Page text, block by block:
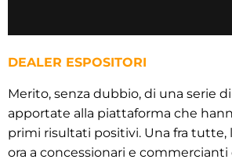
DEALER ESPOSITORI
Merito, senza dubbio, di una serie
apportate alla piattaforma che
primi risultati positivi. Una fra tutte,
ora a concessionari e commercianti